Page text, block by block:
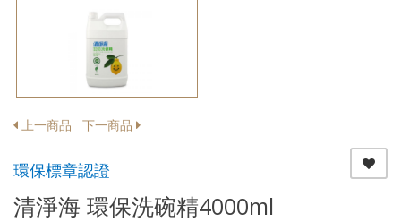
上一商品 下一商品
環保標章認證
清淨海 環保洗碗精4000ml